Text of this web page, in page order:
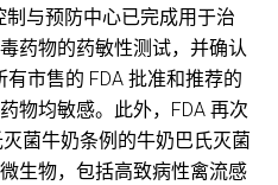
与预防中心已完成用于治
药物的药敏性测试，并确认
市售的 FDA 批准和推荐的
物均敏感。此外，FDA 再次
灭菌牛奶条例的牛奶巴氏灭菌
生物，包括高致病性禽流感